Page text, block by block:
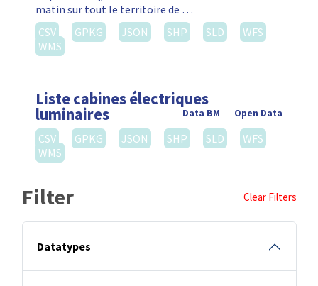
matin sur tout le territoire de …
CSV
GPKG JSON SHP SLD
WFS
WMS
Liste cabines électriques
luminaires Open Data
Data BM
CSV GPKG JSON SHP SLD
WFS
WMS
Filter Clear Filters
Datatypes